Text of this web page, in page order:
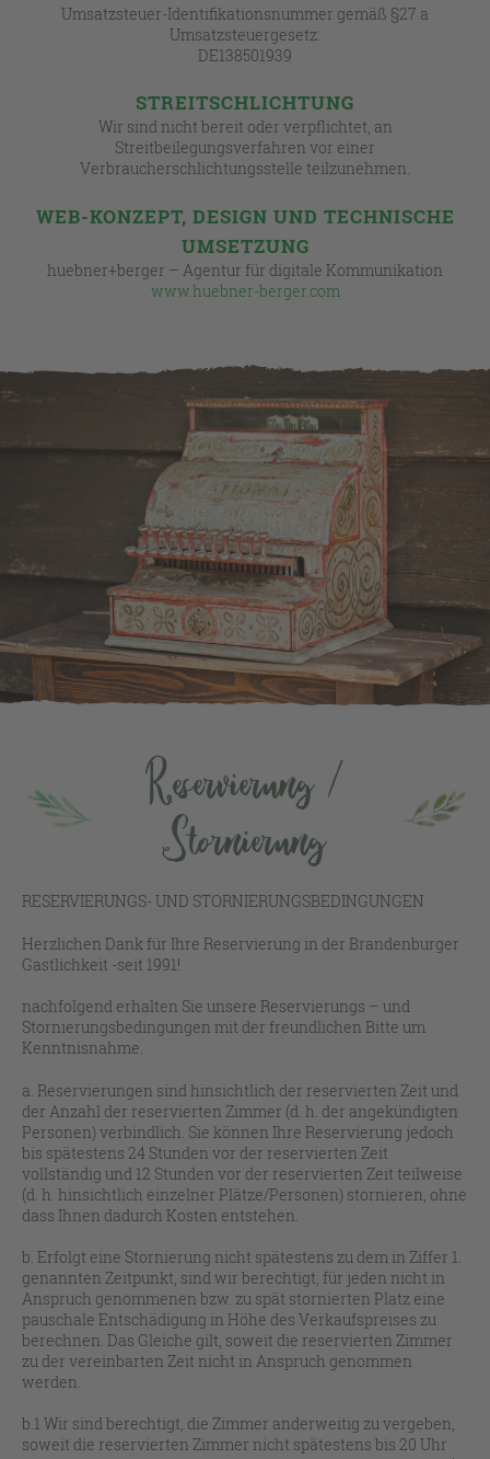
Umsatzsteuer-Identifikationsnummer gemäß §27 a
Umsatzsteuergesetz:
DE138501939
STREITSCHLICHTUNG
Wir sind nicht bereit oder verpflichtet, an
Streitbeilegungsverfahren vor einer
Verbraucherschlichtungsstelle teilzunehmen.
WEB-KONZEPT, DESIGN UND TECHNISCHE
UMSETZUNG
huebner+berger – Agentur für digitale Kommunikation
www.huebner-berger.com
Reservierung /
Stornierung
RESERVIERUNGS- UND STORNIERUNGSBEDINGUNGEN
Herzlichen Dank für Ihre Reservierung in der Brandenburger
Gastlichkeit -seit 1991!
nachfolgend erhalten Sie unsere Reservierungs – und
Stornierungsbedingungen mit der freundlichen Bitte um
Kenntnisnahme.
a. Reservierungen sind hinsichtlich der reservierten Zeit und
der Anzahl der reservierten Zimmer (d. h. der angekündigten
Personen) verbindlich. Sie können Ihre Reservierung jedoch
bis spätestens 24 Stunden vor der reservierten Zeit
vollständig und 12 Stunden vor der reservierten Zeit teilweise
(d. h. hinsichtlich einzelner Plätze/Personen) stornieren, ohne
dass Ihnen dadurch Kosten entstehen.
b. Erfolgt eine Stornierung nicht spätestens zu dem in Ziffer 1.
genannten Zeitpunkt, sind wir berechtigt, für jeden nicht in
Anspruch genommenen bzw. zu spät stornierten Platz eine
pauschale Entschädigung in Höhe des Verkaufspreises zu
berechnen. Das Gleiche gilt, soweit die reservierten Zimmer
zu der vereinbarten Zeit nicht in Anspruch genommen
werden.
b.1 Wir sind berechtigt, die Zimmer anderweitig zu vergeben,
soweit die reservierten Zimmer nicht spätestens bis 20 Uhr